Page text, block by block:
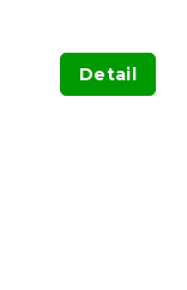
Detail